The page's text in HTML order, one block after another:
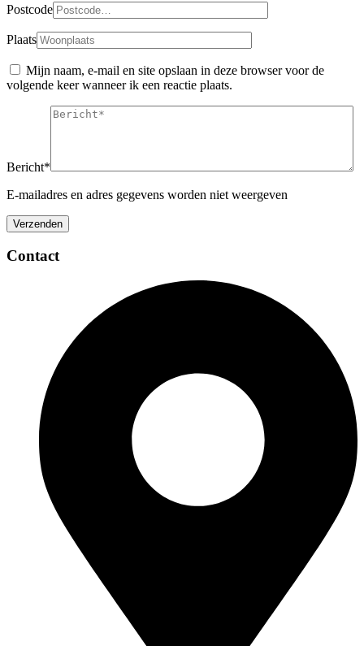
Postcode
Plaats
Mijn naam, e-mail en site opslaan in deze browser voor de
volgende keer wanneer ik een reactie plaats.
Bericht*
E-mailadres en adres gegevens worden niet weergeven
Contact